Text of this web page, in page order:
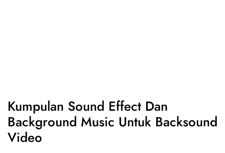
Kumpulan Sound Effect Dan
Background Music Untuk Backsound
Video